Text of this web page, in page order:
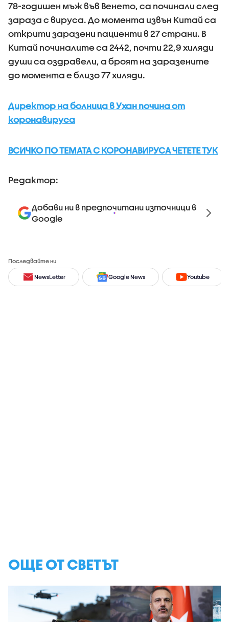
78-годишен мъж във Венето, са починали след
зараза с вируса. До момента извън Китай са
открити заразени пациенти в 27 страни. В
Китай починалите са 2442, почти 22,9 хиляди
души са оздравели, а броят на заразените
до момента е близо 77 хиляди.
Директор на болница в Ухан почина от
коронавируса
ВСИЧКО ПО ТЕМАТА С КОРОНАВИРУСА ЧЕТЕТЕ ТУК
Редактор:
Добави ни в предпочитани източници в
Google
Последвайте ни
NewsLetter Google News Youtube
ОЩЕ ОТ СВЕТЪТ